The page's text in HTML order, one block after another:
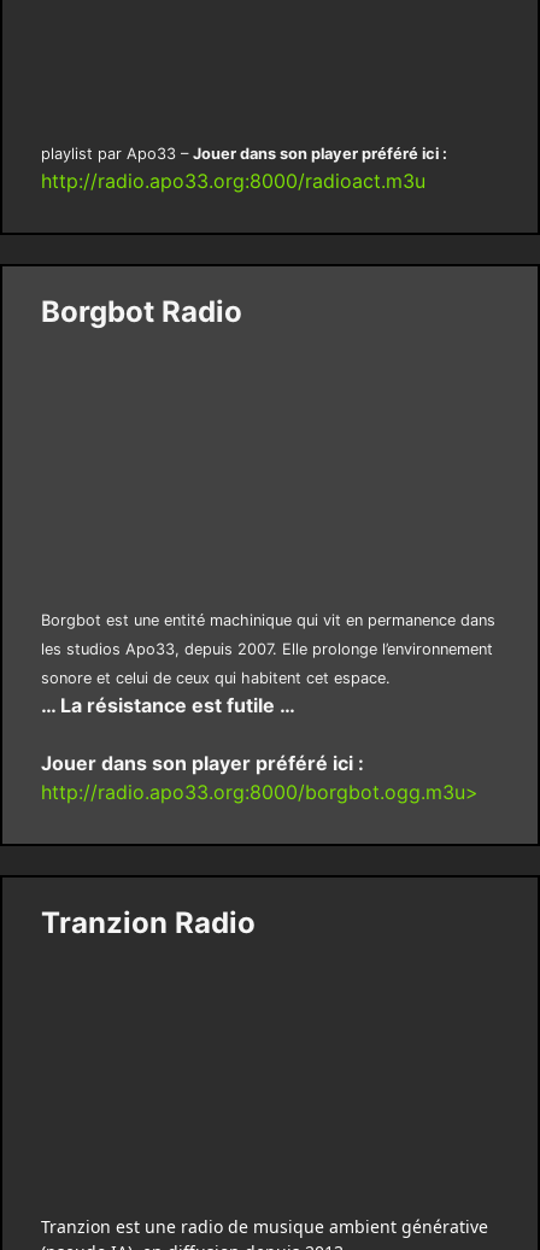
playlist par Apo33 – Jouer dans son player préféré ici :
http://radio.apo33.org:8000/radioact.m3u
Borgbot Radio
Borgbot est une entité machinique qui vit en permanence dans
les studios Apo33, depuis 2007. Elle prolonge l’environnement
sonore et celui de ceux qui habitent cet espace.
… La résistance est futile …
Jouer dans son player préféré ici :
http://radio.apo33.org:8000/borgbot.ogg.m3u>
Tranzion Radio
Tranzion est une radio de musique ambient générative